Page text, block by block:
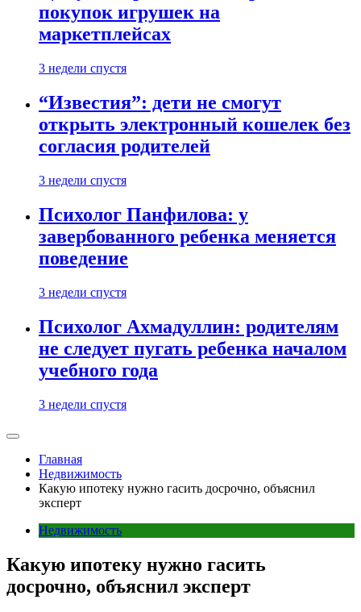
покупок игрушек на
маркетплейсах
3 недели спустя
“Известия”: дети не смогут
открыть электронный кошелек без
согласия родителей
3 недели спустя
Психолог Панфилова: у
завербованного ребенка меняется
поведение
3 недели спустя
Психолог Ахмадуллин: родителям
не следует пугать ребенка началом
учебного года
3 недели спустя
Главная
Недвижимость
Какую ипотеку нужно гасить досрочно, объяснил
эксперт
Недвижимость
Какую ипотеку нужно гасить
досрочно, объяснил эксперт